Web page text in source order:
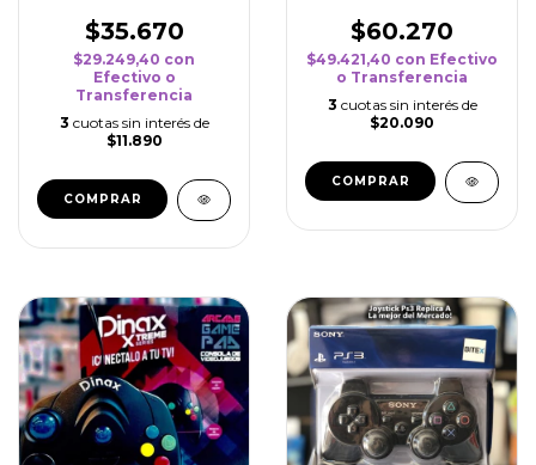
$35.670
$29.249,40 con
Efectivo o
Transferencia
3 cuotas sin interés de
$11.890
$60.270
$49.421,40 con Efectivo
o Transferencia
3 cuotas sin interés de
$20.090